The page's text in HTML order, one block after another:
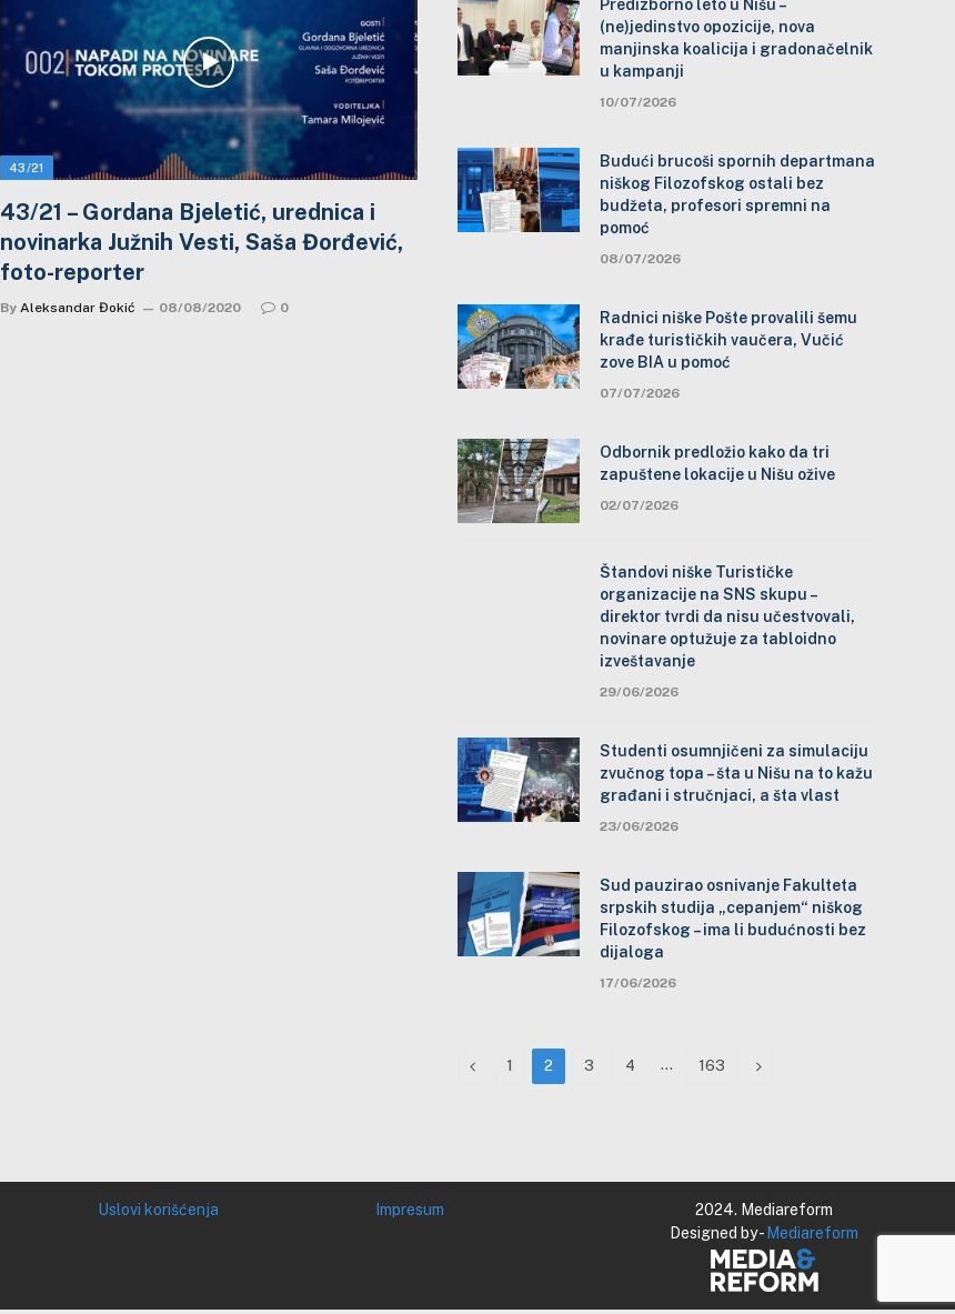
43/21
43/21 – Gordana Bjeletić, urednica i
novinarka Južnih Vesti, Saša Đorđević,
foto-reporter
By Aleksandar Đokić 08/08/2020 0
Predizborno leto u Nišu –
(ne)jedinstvo opozicije, nova
manjinska koalicija i gradonačelnik
u kampanji
10/07/2026
Budući brucoši spornih departmana
niškog Filozofskog ostali bez
budžeta, profesori spremni na
pomoć
08/07/2026
Radnici niške Pošte provalili šemu
krađe turističkih vaučera, Vučić
zove BIA u pomoć
07/07/2026
Odbornik predložio kako da tri
zapuštene lokacije u Nišu ožive
02/07/2026
Štandovi niške Turističke
organizacije na SNS skupu –
direktor tvrdi da nisu učestvovali,
novinare optužuje za tabloidno
izveštavanje
29/06/2026
Studenti osumnjičeni za simulaciju
zvučnog topa – šta u Nišu na to kažu
građani i stručnjaci, a šta vlast
23/06/2026
Sud pauzirao osnivanje Fakulteta
srpskih studija „cepanjem“ niškog
Filozofskog – ima li budućnosti bez
dijaloga
17/06/2026
Previous
1 2 3 4 … 163 Next
Uslovi korišćenja Impresum
2024. Mediareform
Designed by - Mediareform